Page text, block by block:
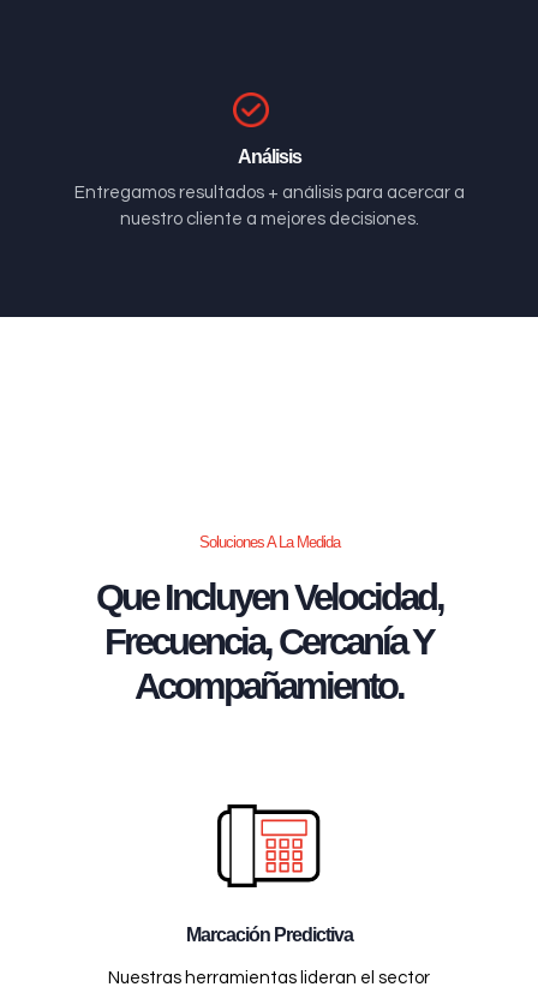
Análisis
Entregamos resultados + análisis para acercar a
nuestro cliente a mejores decisiones.
Soluciones A La Medida
Que Incluyen Velocidad,
Frecuencia, Cercanía Y
Acompañamiento.
Marcación Predictiva
Nuestras herramientas lideran el sector